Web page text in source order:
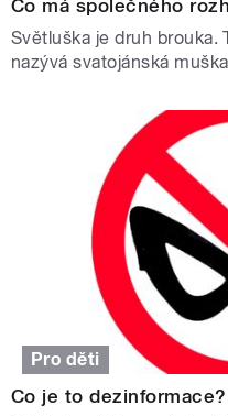
Co má společného
Světluška je druh brouka.
nazývá svatojánská
Pro děti
Co je to dezinformace?